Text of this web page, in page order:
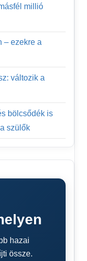
millió
– ezekre a
változik a
bölcsődék is
szülők
hazai
össze.